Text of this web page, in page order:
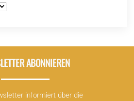
ABONNIEREN
informiert über die